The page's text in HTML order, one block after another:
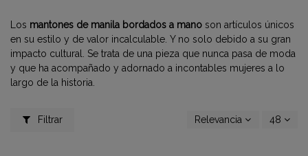
Los mantones de manila bordados a mano son artículos únicos
en su estilo y de valor incalculable. Y no solo debido a su gran
impacto cultural. Se trata de una pieza que nunca pasa de moda
y que ha acompañado y adornado a incontables mujeres a lo
largo de la historia.
Filtrar Relevancia 48